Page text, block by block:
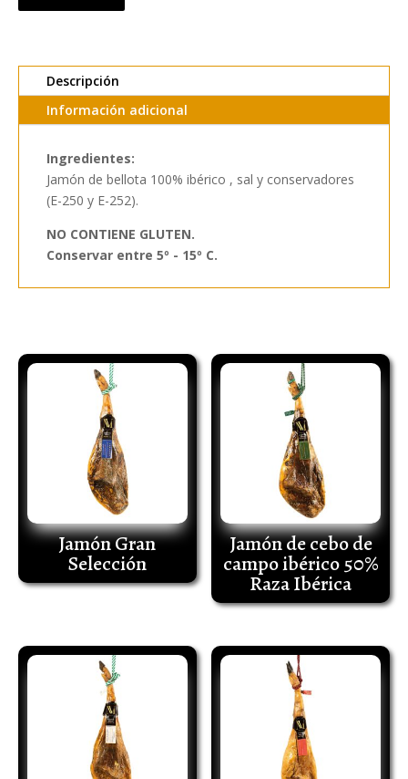
Descripción
Información adicional
Ingredientes:
Jamón de bellota 100% ibérico , sal y conservadores
(E-250 y E-252).
NO CONTIENE GLUTEN.
Conservar entre 5º - 15º C.
Jamón Gran
Selección
Jamón de cebo de
campo ibérico 50%
Raza Ibérica